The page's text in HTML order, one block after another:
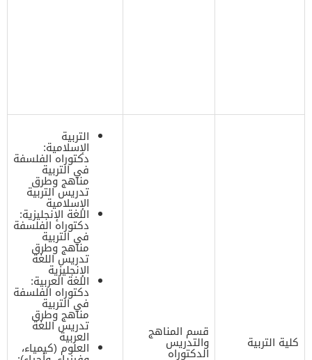
كلية التربية
قسم المناهج
والتدريس
الدكتوراه
التربية
الإسلامية:
دكتوراه الفلسفة
في التربية
مناهج وطرق
تدريس التربية
الإسلامية
اللغة الإنجليزية:
دكتوراه الفلسفة
في التربية
مناهج وطرق
تدريس اللغة
الإنجليزية
اللغة العربية:
دكتوراه الفلسفة
في التربية
مناهج وطرق
تدريس اللغة
العربية
العلوم (كيمياء،